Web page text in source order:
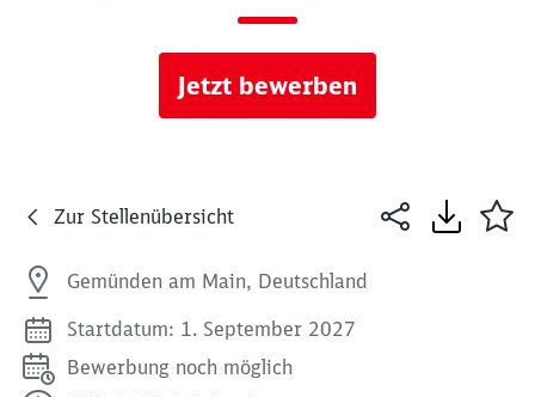
Jetzt bewerben
Zur Stellenübersicht
Gemünden am Main, Deutschland
Startdatum: 1. September 2027
Bewerbung noch möglich